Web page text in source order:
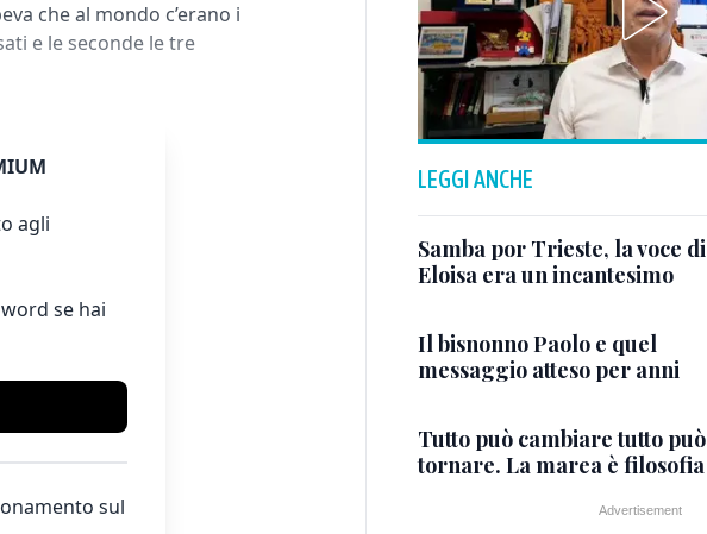
che al mondo c’erano i
e le seconde le tre
agli
se hai
sul
LEGGI ANCHE
Samba por Trieste, la voce di
Eloisa era un incantesimo
Il bisnonno Paolo e quel
messaggio atteso per anni
Tutto può cambiare tutto può
tornare. La marea è filosofia